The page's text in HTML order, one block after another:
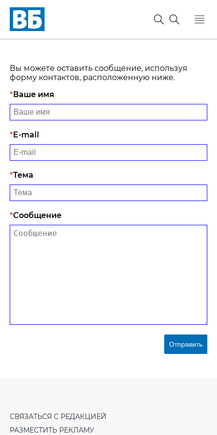
Вы можете оставить сообщение, используя
форму контактов, расположенную ниже.
Ваше имя
E-mail
Тема
Сообщение
Отправить
СВЯЗАТЬСЯ С РЕДАКЦИЕЙ
РАЗМЕСТИТЬ РЕКЛАМУ